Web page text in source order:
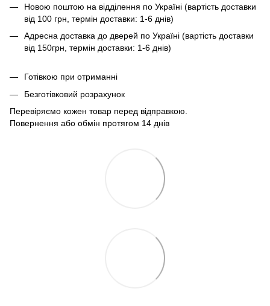
Новою поштою на відділення по Україні (вартість доставки
від 100 грн, термін доставки: 1-6 днів)
Адресна доставка до дверей по Україні (вартість доставки
від 150грн, термін доставки: 1-6 днів)
Готівкою при отриманні
Безготівковий розрахунок
Перевіряємо кожен товар перед відправкою.
Повернення або обмін протягом 14 днів